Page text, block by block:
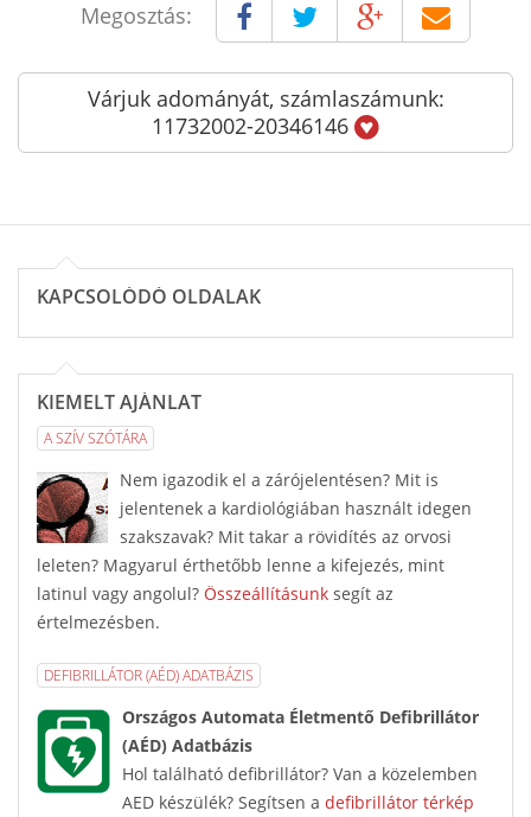
Megosztás:
Várjuk adományát, számlaszámunk:
11732002-20346146
KAPCSOLÓDÓ OLDALAK
KIEMELT AJÁNLAT
A SZÍV SZÓTÁRA
Nem igazodik el a zárójelentésen? Mit is
jelentenek a kardiológiában használt idegen
szakszavak? Mit takar a rövidítés az orvosi
leleten? Magyarul érthetőbb lenne a kifejezés, mint
latinul vagy angolul? Összeállításunk segít az
értelmezésben.
DEFIBRILLÁTOR (AÉD) ADATBÁZIS
Országos Automata Életmentő Defibrillátor
(AÉD) Adatbázis
Hol található defibrillátor? Van a közelemben
AED készülék? Segítsen a defibrillátor térkép